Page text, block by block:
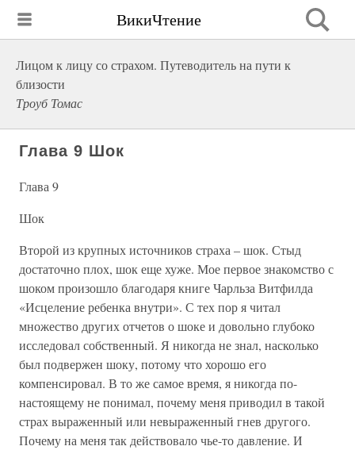
ВикиЧтение
Лицом к лицу со страхом. Путеводитель на пути к
близости
Троуб Томас
Глава 9 Шок
Глава 9
Шок
Второй из крупных источников страха – шок. Стыд
достаточно плох, шок еще хуже. Мое первое знакомство с
шоком произошло благодаря книге Чарльза Витфилда
«Исцеление ребенка внутри». С тех пор я читал
множество других отчетов о шоке и довольно глубоко
исследовал собственный. Я никогда не знал, насколько
был подвержен шоку, потому что хорошо его
компенсировал. В то же самое время, я никогда по-
настоящему не понимал, почему меня приводил в такой
страх выраженный или невыраженный гнев другого.
Почему на меня так действовало чье-то давление. И